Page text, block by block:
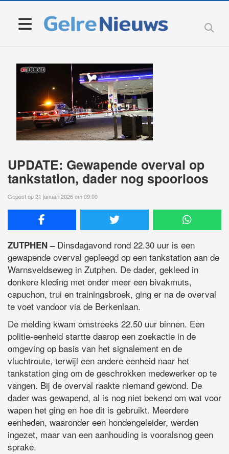
UPDATE: Gewapende overval op
tankstation, dader nog spoorloos
Gepost op 21 januari 2026 om 09:00
ZUTPHEN –Dinsdagavond rond 22.30 uur is een
gewapende overval gepleegd op een tankstation aan de
Warnsveldseweg in Zutphen. De dader, gekleed in
donkere kleding met onder meer een bivakmuts,
capuchon, trui en trainingsbroek, ging er na de overval
te voet vandoor via de Berkenlaan.
De melding kwam omstreeks 22.50 uur binnen. Een
politie-eenheid startte daarop een zoekactie in de
omgeving op basis van het signalement en de
vluchtroute, terwijl een andere eenheid naar het
tankstation ging om de geschrokken medewerker op te
vangen. Bij de overval raakte niemand gewond. De
dader was gewapend, al is nog niet bekend om wat voor
wapen het ging en hoe dit is gebruikt. Meerdere
eenheden, waaronder een hondengeleider, werden
ingezet, maar van een aanhouding is vooralsnog geen
sprake.